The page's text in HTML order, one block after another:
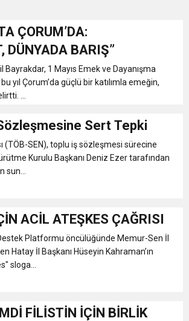
Özgürlük ve Onur Nişanesidir
MESAJI
SEVGİ SELİ
ZİYARET
ÇORUM’DA:
DÜNYADA BARIŞ”
1 Mayıs Emek ve Dayanışma
yıl Çorum’da güçlü bir katılımla emeğin,
...
Sert Tepki
(TÖB-SEN), toplu iş sözleşmesi sürecine
Kurulu Başkanı Deniz Ezer tarafından
sun...
ACİL ATEŞKES ÇAĞRISI
Platformu öncülüğünde Memur-Sen İl
Hatay İl Başkanı Hüseyin Kahraman’ın
sloga...
FİLİSTİN İÇİN BİRLİK